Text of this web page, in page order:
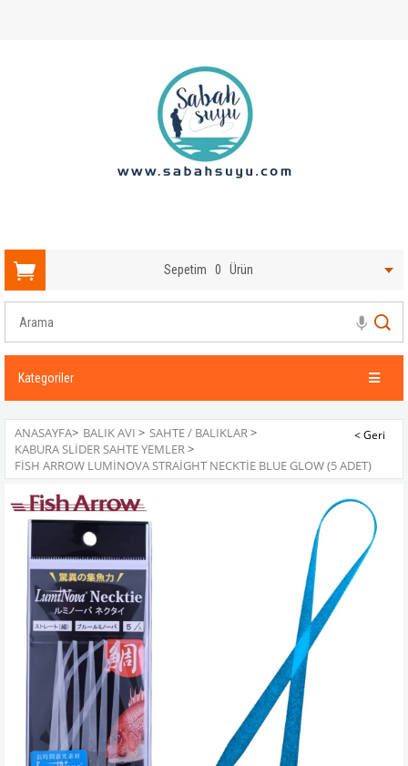
Sepetim 0 Ürün
Kategoriler
ANASAYFA> BALIK AVI > SAHTE / BALIKLAR>
KABURA SLIDER SAHTE YEMLER>
FISH ARROW LUMINOVA STRAIGHT NECKTIE BLUE GLOW (5 ADET)